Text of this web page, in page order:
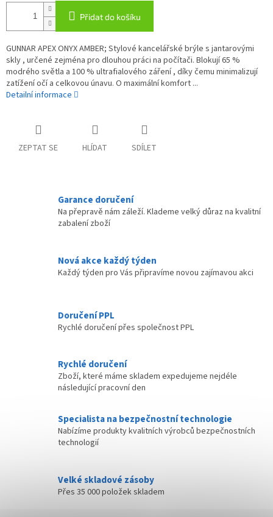
Přidat do košíku
GUNNAR APEX ONYX AMBER; Stylové kancelářské brýle s jantarovými
skly , určené zejména pro dlouhou práci na počítači. Blokují 65 %
modrého světla a 100 % ultrafialového záření , díky čemu minimalizují
zatížení očí a celkovou únavu. O maximální komfort ...
Detailní informace
ZEPTAT SE HLÍDAT SDÍLET
Garance doručení
Na přepravě nám záleží. Klademe velký důraz na kvalitní
zabalení zboží
Nová akce každý týden
Každý týden pro Vás připravíme novou zajímavou akci
Doručení PPL
Rychlé doručení přes společnost PPL
Rychlé doručení
Zboží, které máme skladem expedujeme nejdéle
následující pracovní den
Specialista na bezpečnostní technologie
Nabízíme produkty kvalitních výrobců bezpečnostních
technologií
Velké skladové zásoby
Přes 35 000 položek skladem